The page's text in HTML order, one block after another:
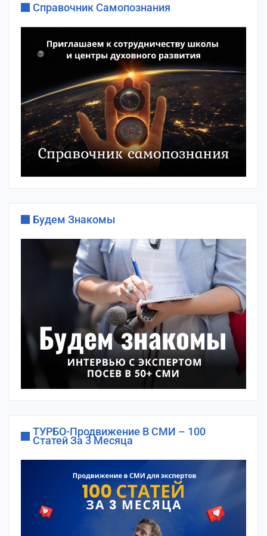
Справочник Самопознания
Будем Знакомы
ТУРБО-Продвижение В СМИ – 100
Статей За 3 Месяца